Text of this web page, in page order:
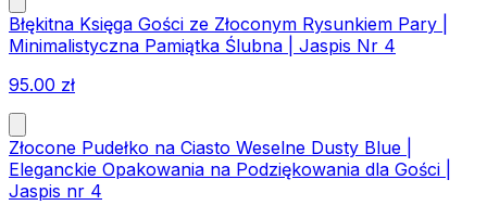
Błękitna Księga Gości ze Złoconym Rysunkiem Pary |
Minimalistyczna Pamiątka Ślubna | Jaspis Nr 4
95.00 zł
Złocone Pudełko na Ciasto Weselne Dusty Blue |
Eleganckie Opakowania na Podziękowania dla Gości |
Jaspis nr 4